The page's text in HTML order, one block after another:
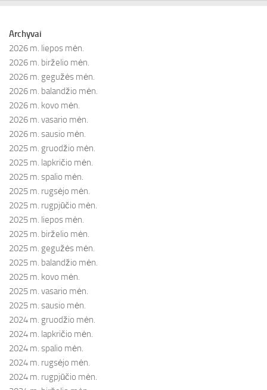
Archyvai
2026 m. liepos mėn.
2026 m. birželio mėn.
2026 m. gegužės mėn.
2026 m. balandžio mėn.
2026 m. kovo mėn.
2026 m. vasario mėn.
2026 m. sausio mėn.
2025 m. gruodžio mėn.
2025 m. lapkričio mėn.
2025 m. spalio mėn.
2025 m. rugsėjo mėn.
2025 m. rugpjūčio mėn.
2025 m. liepos mėn.
2025 m. birželio mėn.
2025 m. gegužės mėn.
2025 m. balandžio mėn.
2025 m. kovo mėn.
2025 m. vasario mėn.
2025 m. sausio mėn.
2024 m. gruodžio mėn.
2024 m. lapkričio mėn.
2024 m. spalio mėn.
2024 m. rugsėjo mėn.
2024 m. rugpjūčio mėn.